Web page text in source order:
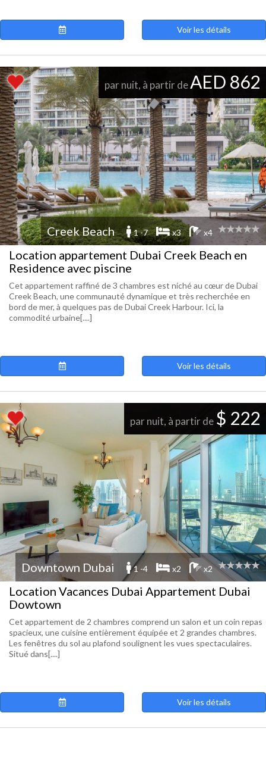
Voir les détails
par nuit, à partir deAED 862
Creek Beach 1 -7 x3 x4
Location appartement Dubai Creek Beach en
Residence avec piscine
Cet appartement raffiné de 3 chambres est niché au cœur de Dubai
Creek Beach, une communauté dynamique et très recherchée en
bord de mer, à quelques pas de Dubai Creek Harbour. Ici, la
commodité urbaine[....]
Voir les détails
par nuit, à partir de $ 222
Downtown Dubai 1 -4 x2 x2
Location Vacances Dubai Appartement Dubai
Dowtown
Cet appartement de 2 chambres comprend un salon et un coin repas
spacieux, une cuisine entièrement équipée et 2 grandes chambres.
Les fenêtres du sol au plafond soulignent les vues spectaculaires.
Situé dans[....]
Voir les détails